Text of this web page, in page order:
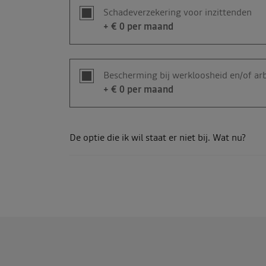
Schadeverzekering voor inzittenden
+ € 0 per maand
Bescherming bij werkloosheid en/of
+ € 0 per maand
De optie die ik wil staat er niet bij. Wat nu?